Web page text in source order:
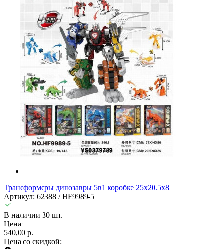
Трансформеры динозавры 5в1 коробке 25х20.5х8
Артикул: 62388 / HF9989-5
В наличии 30 шт.
Цена:
540,00 р.
Цена со скидкой: